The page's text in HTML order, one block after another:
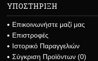
ΥΠΟΣΤΗΡΙΞΗ
Επικοινωνήστε μαζί μας
Επιστροφές
Ιστορικό Παραγγελιών
Σύγκριση Προϊόντων (0)